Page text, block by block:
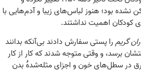
بود؛ هنوز لباس‌های زیبا و آدم‌هایی با
کودکان اهمیت نداشتند.
گریم را پستی سفارش دادند بی‌آنکه بدانند
برسد، و وقتی متوجه شدند که کار از کار
در سطل‌های خون و اجزای مثله‌شدۀ بدن